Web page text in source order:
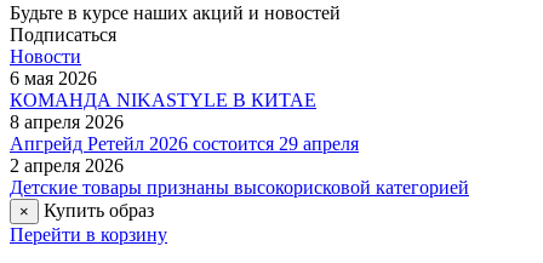
Будьте в курсе наших акций и новостей
Подписаться
Новости
6 мая 2026
КОМАНДА NIKASTYLE В КИТАЕ
8 апреля 2026
Апгрейд Ретейл 2026 состоится 29 апреля
2 апреля 2026
Детские товары признаны высокорисковой категорией
×
Купить образ
Перейти в корзину